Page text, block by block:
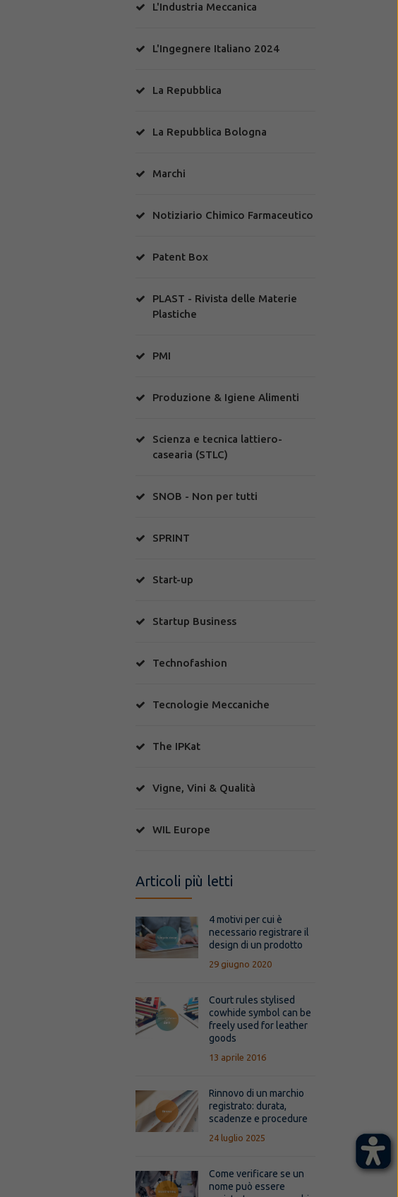
L'Industria Meccanica
L'Ingegnere Italiano 2024
La Repubblica
La Repubblica Bologna
Marchi
Notiziario Chimico Farmaceutico
Patent Box
PLAST - Rivista delle Materie
Plastiche
PMI
Produzione & Igiene Alimenti
Scienza e tecnica lattiero-
casearia (STLC)
SNOB - Non per tutti
SPRINT
Start-up
Startup Business
Technofashion
Tecnologie Meccaniche
The IPKat
Vigne, Vini & Qualità
WIL Europe
Articoli più letti
4 motivi per cui è
necessario registrare il
design di un prodotto
29 giugno 2020
Court rules stylised
cowhide symbol can be
freely used for leather
goods
13 aprile 2016
Rinnovo di un marchio
registrato: durata,
scadenze e procedure
24 luglio 2025
Come verificare se un
nome può essere